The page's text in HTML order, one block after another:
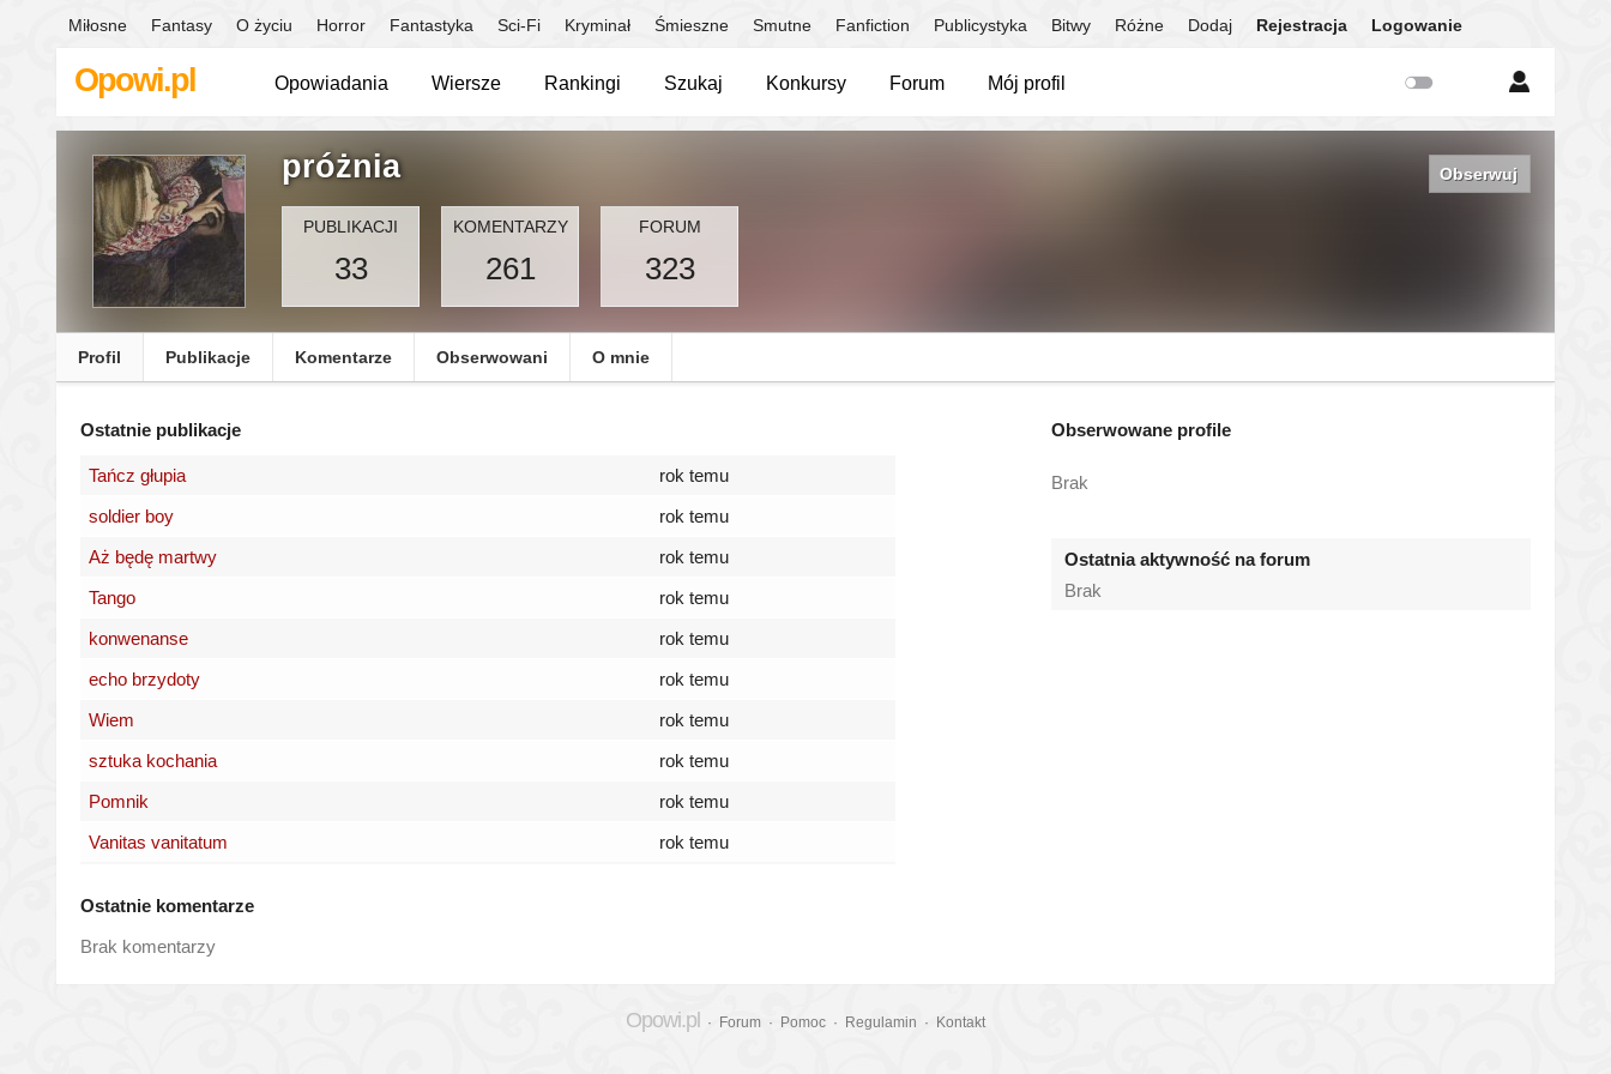
Miłosne Fantasy O życiu Horror Fantastyka Sci-Fi Kryminał Śmieszne Smutne Fanfiction Publicystyka Bitwy Różne Dodaj Rejestracja Logowanie
Opowi.pl Opowiadania Wiersze Rankingi Szukaj Konkursy Forum Mój profil
próżnia
PUBLIKACJI
33
KOMENTARZY
261
FORUM
323
Profil Publikacje Komentarze Obserwowani O mnie
Obserwuj
Ostatnie publikacje
Tańcz głupia
rok temu
soldier boy
rok temu
Aż będę martwy
rok temu
Tango
rok temu
konwenanse
rok temu
echo brzydoty
rok temu
Wiem
rok temu
sztuka kochania
rok temu
Pomnik
rok temu
Vanitas vanitatum
rok temu
Ostatnie komentarze
Brak komentarzy
Obserwowane profile
Brak
Ostatnia aktywność na forum
Brak
Opowi.pl · Forum · Pomoc · Regulamin · Kontakt